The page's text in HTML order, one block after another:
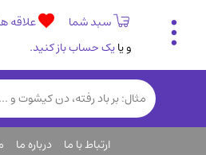
سبد شما علاقه
و یایک حساب باز کنید.
تاریخی و فرهنگی
(838)
رمان و داستان ایرانی(307)
ارتباط با ما درباره ما